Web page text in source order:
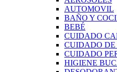
AUTOMOVIL
BAÑO Y
BEBÉ
CUIDADO
CUIDADO DE
CUIDADO
HIGIENE